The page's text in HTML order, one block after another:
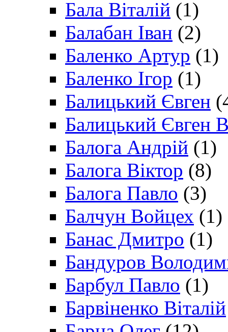
Бала Віталій (1)
Балабан Іван (2)
Баленко Артур (1)
Баленко Ігор (1)
Балицький Євген
Балицький Євген
Балога Андрій (1)
Балога Віктор (8)
Балога Павло (3)
Балчун Войцех (1)
Банас Дмитро (1)
Бандуров
Барбул Павло (1)
Барвіненко Віталій